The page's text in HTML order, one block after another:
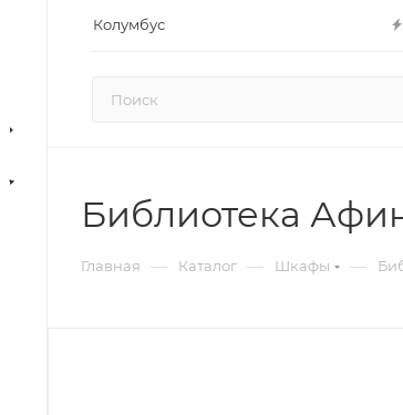
Колумбус
Библиотека
Главная — Каталог — Шкафы —